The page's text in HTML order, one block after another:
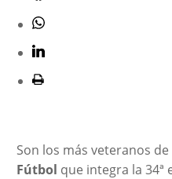
Son los más veteranos de
Fútbol que integra la 34ª